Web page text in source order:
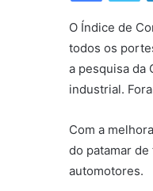
O Índice de
todos os
a pesquisa da
industrial.
Com a
do patamar
automotores.